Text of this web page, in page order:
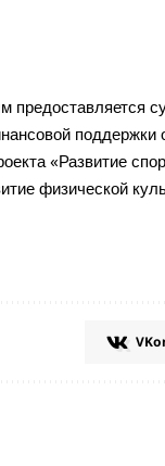
поддержки
«Развитие
физической